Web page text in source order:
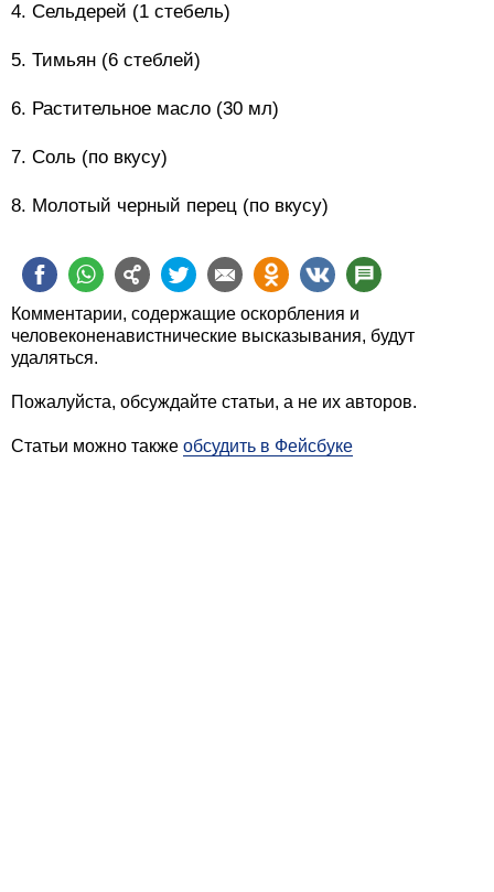
4. Сельдерей (1 стебель)
5. Тимьян (6 стеблей)
6. Растительное масло (30 мл)
7. Соль (по вкусу)
8. Молотый черный перец (по вкусу)
Комментарии, содержащие оскорбления и
человеконенавистнические высказывания, будут
удаляться.
Пожалуйста, обсуждайте статьи, а не их авторов.
Статьи можно также обсудить в Фейсбуке